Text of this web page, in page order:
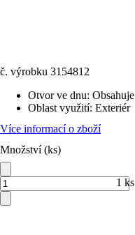
č. výrobku 3154812
Otvor ve dnu: Obsahuje
Oblast využití: Exteriér
Více informací o zboží
Množství (ks)
1 ks